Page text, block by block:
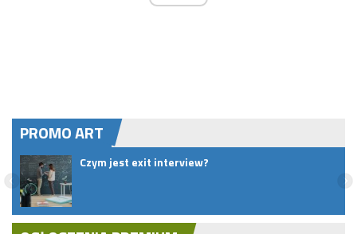
PROMO ART
Czym jest exit interview?